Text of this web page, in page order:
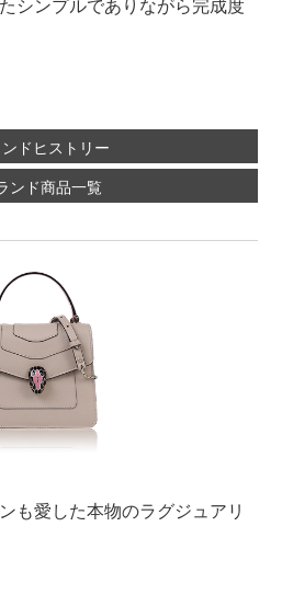
ドヒストリー
ンド商品一覧
も愛した本物のラグジュアリ